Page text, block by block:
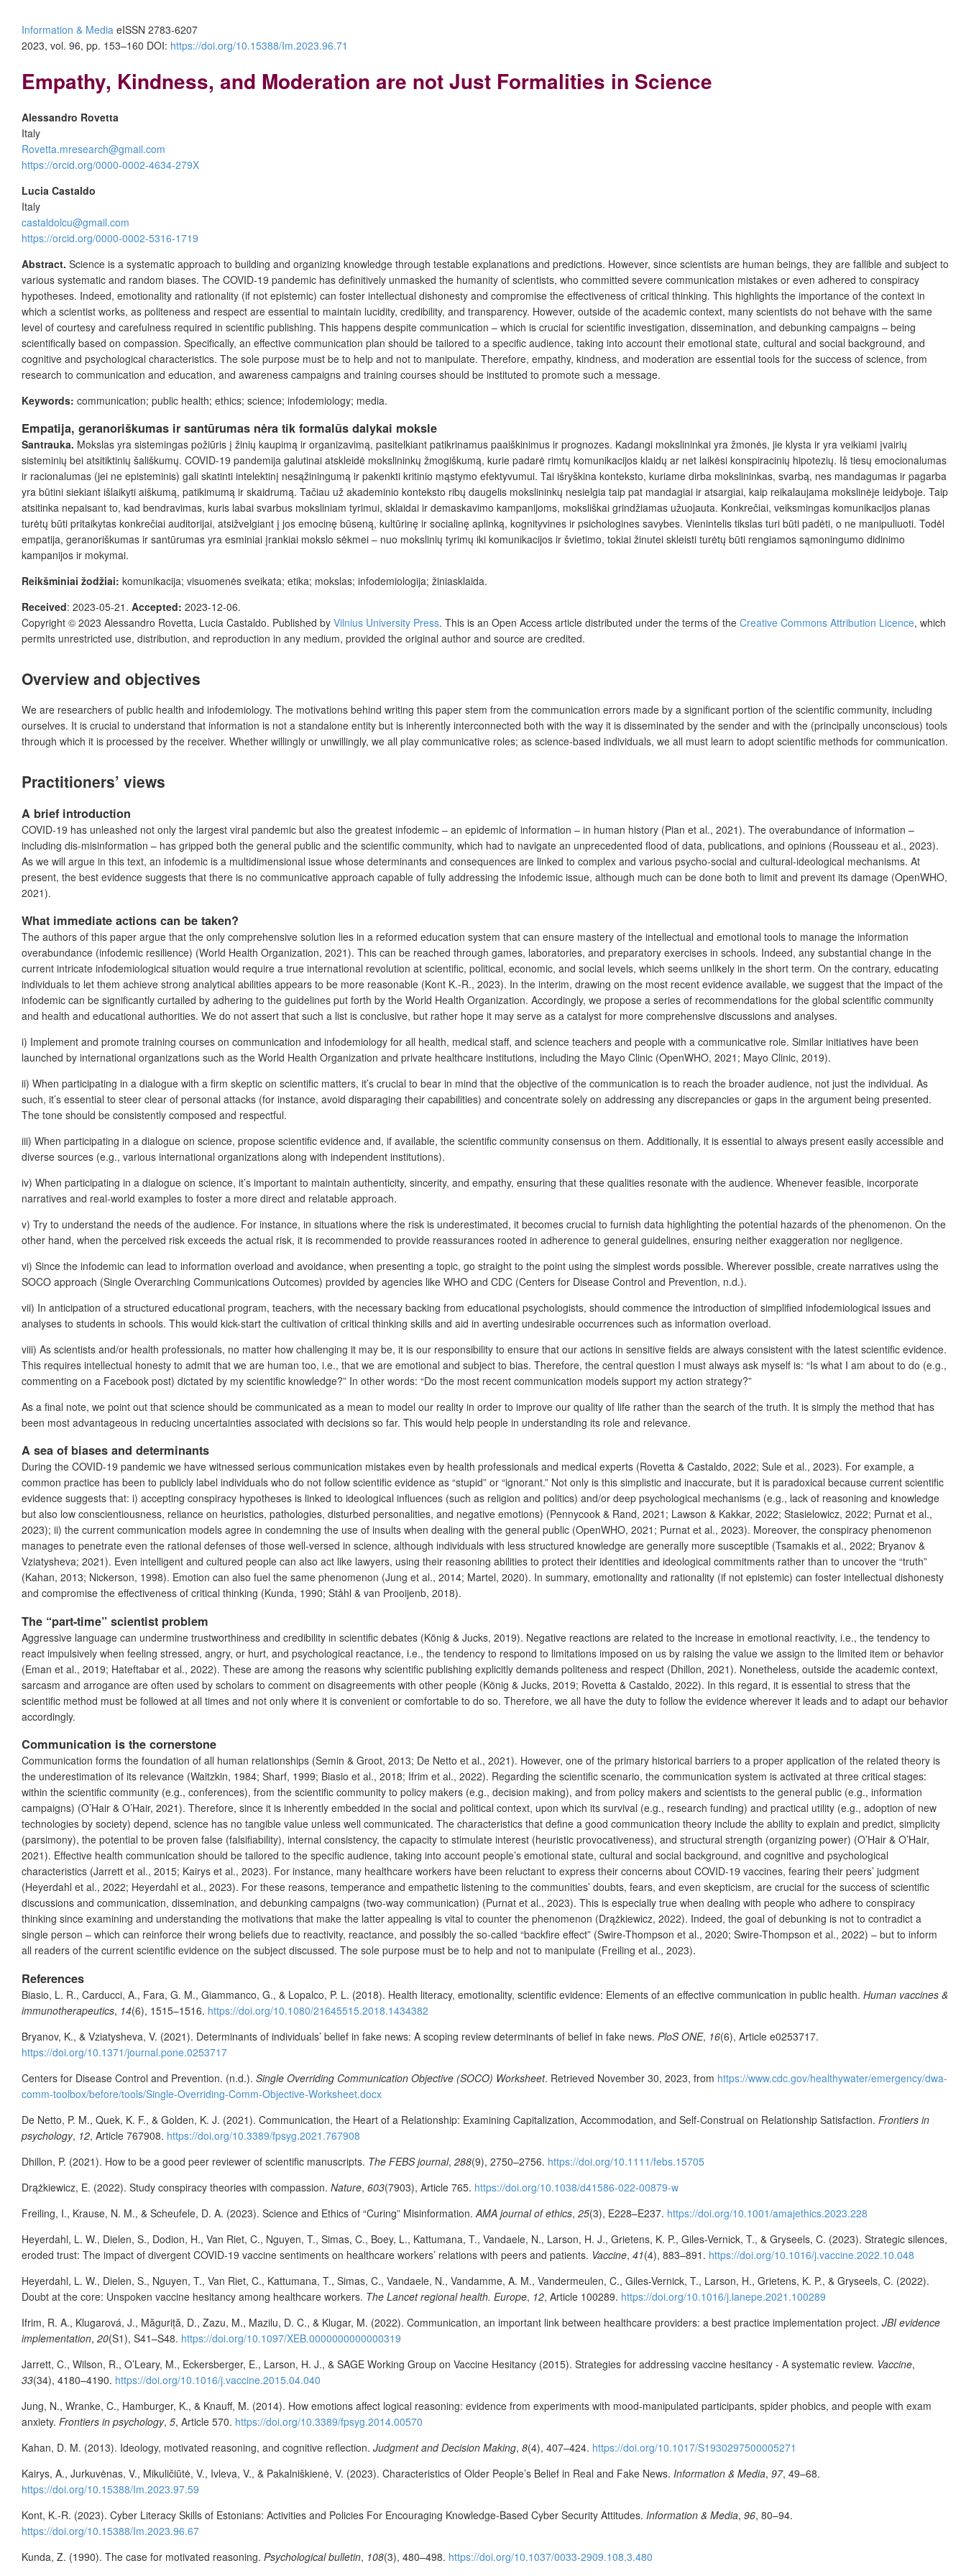
Information & Media eISSN 2783-6207
2023, vol. 96, pp. 153–160 DOI: https://doi.org/10.15388/Im.2023.96.71
Empathy, Kindness, and Moderation are not Just Formalities in Science
Alessandro Rovetta
Italy
Rovetta.mresearch@gmail.com
https://orcid.org/0000-0002-4634-279X
Lucia Castaldo
Italy
castaldolcu@gmail.com
https://orcid.org/0000-0002-5316-1719
Abstract. Science is a systematic approach to building and organizing knowledge through testable explanations and predictions. However, since scientists are human beings, they are fallible and subject to
various systematic and random biases. The COVID-19 pandemic has definitively unmasked the humanity of scientists, who committed severe communication mistakes or even adhered to conspiracy
hypotheses. Indeed, emotionality and rationality (if not epistemic) can foster intellectual dishonesty and compromise the effectiveness of critical thinking. This highlights the importance of the context in
which a scientist works, as politeness and respect are essential to maintain lucidity, credibility, and transparency. However, outside of the academic context, many scientists do not behave with the same
level of courtesy and carefulness required in scientific publishing. This happens despite communication – which is crucial for scientific investigation, dissemination, and debunking campaigns – being
scientifically based on compassion. Specifically, an effective communication plan should be tailored to a specific audience, taking into account their emotional state, cultural and social background, and
cognitive and psychological characteristics. The sole purpose must be to help and not to manipulate. Therefore, empathy, kindness, and moderation are essential tools for the success of science, from
research to communication and education, and awareness campaigns and training courses should be instituted to promote such a message.
Keywords: communication; public health; ethics; science; infodemiology; media.
Empatija, geranoriškumas ir santūrumas nėra tik formalūs dalykai moksle
Santrauka. Mokslas yra sistemingas požiūris į žinių kaupimą ir organizavimą, pasitelkiant patikrinamus paaiškinimus ir prognozes. Kadangi mokslininkai yra žmonės, jie klysta ir yra veikiami įvairių
sisteminių bei atsitiktinių šališkumų. COVID-19 pandemija galutinai atskleidė mokslininkų žmogiškumą, kurie padarė rimtų komunikacijos klaidų ar net laikėsi konspiracinių hipotezių. Iš tiesų emocionalumas
ir racionalumas (jei ne episteminis) gali skatinti intelektinį nesąžiningumą ir pakenkti kritinio mąstymo efektyvumui. Tai išryškina konteksto, kuriame dirba mokslininkas, svarbą, nes mandagumas ir pagarba
yra būtini siekiant išlaikyti aiškumą, patikimumą ir skaidrumą. Tačiau už akademinio konteksto ribų daugelis mokslininkų nesielgia taip pat mandagiai ir atsargiai, kaip reikalaujama mokslinėje leidyboje. Taip
atsitinka nepaisant to, kad bendravimas, kuris labai svarbus moksliniam tyrimui, sklaidai ir demaskavimo kampanijoms, moksliškai grindžiamas užuojauta. Konkrečiai, veiksmingas komunikacijos planas
turėtų būti pritaikytas konkrečiai auditorijai, atsižvelgiant į jos emocinę būseną, kultūrinę ir socialinę aplinką, kognityvines ir psichologines savybes. Vienintelis tikslas turi būti padėti, o ne manipuliuoti. Todėl
empatija, geranoriškumas ir santūrumas yra esminiai įrankiai mokslo sėkmei – nuo mokslinių tyrimų iki komunikacijos ir švietimo, tokiai žinutei skleisti turėtų būti rengiamos sąmoningumo didinimo
kampanijos ir mokymai.
Reikšminiai žodžiai: komunikacija; visuomenės sveikata; etika; mokslas; infodemiologija; žiniasklaida.
Received: 2023-05-21. Accepted: 2023-12-06.
Copyright © 2023 Alessandro Rovetta, Lucia Castaldo. Published by Vilnius University Press. This is an Open Access article distributed under the terms of the Creative Commons Attribution Licence, which
permits unrestricted use, distribution, and reproduction in any medium, provided the original author and source are credited.
Overview and objectives
We are researchers of public health and infodemiology. The motivations behind writing this paper stem from the communication errors made by a significant portion of the scientific community, including
ourselves. It is crucial to understand that information is not a standalone entity but is inherently interconnected both with the way it is disseminated by the sender and with the (principally unconscious) tools
through which it is processed by the receiver. Whether willingly or unwillingly, we all play communicative roles; as science-based individuals, we all must learn to adopt scientific methods for communication.
Practitioners’ views
A brief introduction
COVID-19 has unleashed not only the largest viral pandemic but also the greatest infodemic – an epidemic of information – in human history (Pian et al., 2021). The overabundance of information –
including dis-misinformation – has gripped both the general public and the scientific community, which had to navigate an unprecedented flood of data, publications, and opinions (Rousseau et al., 2023).
As we will argue in this text, an infodemic is a multidimensional issue whose determinants and consequences are linked to complex and various psycho-social and cultural-ideological mechanisms. At
present, the best evidence suggests that there is no communicative approach capable of fully addressing the infodemic issue, although much can be done both to limit and prevent its damage (OpenWHO,
2021).
What immediate actions can be taken?
The authors of this paper argue that the only comprehensive solution lies in a reformed education system that can ensure mastery of the intellectual and emotional tools to manage the information
overabundance (infodemic resilience) (World Health Organization, 2021). This can be reached through games, laboratories, and preparatory exercises in schools. Indeed, any substantial change in the
current intricate infodemiological situation would require a true international revolution at scientific, political, economic, and social levels, which seems unlikely in the short term. On the contrary, educating
individuals to let them achieve strong analytical abilities appears to be more reasonable (Kont K.-R., 2023). In the interim, drawing on the most recent evidence available, we suggest that the impact of the
infodemic can be significantly curtailed by adhering to the guidelines put forth by the World Health Organization. Accordingly, we propose a series of recommendations for the global scientific community
and health and educational authorities. We do not assert that such a list is conclusive, but rather hope it may serve as a catalyst for more comprehensive discussions and analyses.
i) Implement and promote training courses on communication and infodemiology for all health, medical staff, and science teachers and people with a communicative role. Similar initiatives have been
launched by international organizations such as the World Health Organization and private healthcare institutions, including the Mayo Clinic (OpenWHO, 2021; Mayo Clinic, 2019).
ii) When participating in a dialogue with a firm skeptic on scientific matters, it’s crucial to bear in mind that the objective of the communication is to reach the broader audience, not just the individual. As
such, it’s essential to steer clear of personal attacks (for instance, avoid disparaging their capabilities) and concentrate solely on addressing any discrepancies or gaps in the argument being presented.
The tone should be consistently composed and respectful.
iii) When participating in a dialogue on science, propose scientific evidence and, if available, the scientific community consensus on them. Additionally, it is essential to always present easily accessible and
diverse sources (e.g., various international organizations along with independent institutions).
iv) When participating in a dialogue on science, it’s important to maintain authenticity, sincerity, and empathy, ensuring that these qualities resonate with the audience. Whenever feasible, incorporate
narratives and real-world examples to foster a more direct and relatable approach.
v) Try to understand the needs of the audience. For instance, in situations where the risk is underestimated, it becomes crucial to furnish data highlighting the potential hazards of the phenomenon. On the
other hand, when the perceived risk exceeds the actual risk, it is recommended to provide reassurances rooted in adherence to general guidelines, ensuring neither exaggeration nor negligence.
vi) Since the infodemic can lead to information overload and avoidance, when presenting a topic, go straight to the point using the simplest words possible. Wherever possible, create narratives using the
SOCO approach (Single Overarching Communications Outcomes) provided by agencies like WHO and CDC (Centers for Disease Control and Prevention, n.d.).
vii) In anticipation of a structured educational program, teachers, with the necessary backing from educational psychologists, should commence the introduction of simplified infodemiological issues and
analyses to students in schools. This would kick-start the cultivation of critical thinking skills and aid in averting undesirable occurrences such as information overload.
viii) As scientists and/or health professionals, no matter how challenging it may be, it is our responsibility to ensure that our actions in sensitive fields are always consistent with the latest scientific evidence.
This requires intellectual honesty to admit that we are human too, i.e., that we are emotional and subject to bias. Therefore, the central question I must always ask myself is: “Is what I am about to do (e.g.,
commenting on a Facebook post) dictated by my scientific knowledge?” In other words: “Do the most recent communication models support my action strategy?”
As a final note, we point out that science should be communicated as a mean to model our reality in order to improve our quality of life rather than the search of the truth. It is simply the method that has
been most advantageous in reducing uncertainties associated with decisions so far. This would help people in understanding its role and relevance.
A sea of biases and determinants
During the COVID-19 pandemic we have witnessed serious communication mistakes even by health professionals and medical experts (Rovetta & Castaldo, 2022; Sule et al., 2023). For example, a
common practice has been to publicly label individuals who do not follow scientific evidence as “stupid” or “ignorant.” Not only is this simplistic and inaccurate, but it is paradoxical because current scientific
evidence suggests that: i) accepting conspiracy hypotheses is linked to ideological influences (such as religion and politics) and/or deep psychological mechanisms (e.g., lack of reasoning and knowledge
but also low conscientiousness, reliance on heuristics, pathologies, disturbed personalities, and negative emotions) (Pennycook & Rand, 2021; Lawson & Kakkar, 2022; Stasielowicz, 2022; Purnat et al.,
2023); ii) the current communication models agree in condemning the use of insults when dealing with the general public (OpenWHO, 2021; Purnat et al., 2023). Moreover, the conspiracy phenomenon
manages to penetrate even the rational defenses of those well-versed in science, although individuals with less structured knowledge are generally more susceptible (Tsamakis et al., 2022; Bryanov &
Vziatysheva; 2021). Even intelligent and cultured people can also act like lawyers, using their reasoning abilities to protect their identities and ideological commitments rather than to uncover the “truth”
(Kahan, 2013; Nickerson, 1998). Emotion can also fuel the same phenomenon (Jung et al., 2014; Martel, 2020). In summary, emotionality and rationality (if not epistemic) can foster intellectual dishonesty
and compromise the effectiveness of critical thinking (Kunda, 1990; Ståhl & van Prooijenb, 2018).
The “part-time” scientist problem
Aggressive language can undermine trustworthiness and credibility in scientific debates (König & Jucks, 2019). Negative reactions are related to the increase in emotional reactivity, i.e., the tendency to
react impulsively when feeling stressed, angry, or hurt, and psychological reactance, i.e., the tendency to respond to limitations imposed on us by raising the value we assign to the limited item or behavior
(Eman et al., 2019; Hateftabar et al., 2022). These are among the reasons why scientific publishing explicitly demands politeness and respect (Dhillon, 2021). Nonetheless, outside the academic context,
sarcasm and arrogance are often used by scholars to comment on disagreements with other people (König & Jucks, 2019; Rovetta & Castaldo, 2022). In this regard, it is essential to stress that the
scientific method must be followed at all times and not only where it is convenient or comfortable to do so. Therefore, we all have the duty to follow the evidence wherever it leads and to adapt our behavior
accordingly.
Communication is the cornerstone
Communication forms the foundation of all human relationships (Semin & Groot, 2013; De Netto et al., 2021). However, one of the primary historical barriers to a proper application of the related theory is
the underestimation of its relevance (Waitzkin, 1984; Sharf, 1999; Biasio et al., 2018; Ifrim et al., 2022). Regarding the scientific scenario, the communication system is activated at three critical stages:
within the scientific community (e.g., conferences), from the scientific community to policy makers (e.g., decision making), and from policy makers and scientists to the general public (e.g., information
campaigns) (O’Hair & O’Hair, 2021). Therefore, since it is inherently embedded in the social and political context, upon which its survival (e.g., research funding) and practical utility (e.g., adoption of new
technologies by society) depend, science has no tangible value unless well communicated. The characteristics that define a good communication theory include the ability to explain and predict, simplicity
(parsimony), the potential to be proven false (falsifiability), internal consistency, the capacity to stimulate interest (heuristic provocativeness), and structural strength (organizing power) (O’Hair & O’Hair,
2021). Effective health communication should be tailored to the specific audience, taking into account people’s emotional state, cultural and social background, and cognitive and psychological
characteristics (Jarrett et al., 2015; Kairys et al., 2023). For instance, many healthcare workers have been reluctant to express their concerns about COVID-19 vaccines, fearing their peers’ judgment
(Heyerdahl et al., 2022; Heyerdahl et al., 2023). For these reasons, temperance and empathetic listening to the communities’ doubts, fears, and even skepticism, are crucial for the success of scientific
discussions and communication, dissemination, and debunking campaigns (two-way communication) (Purnat et al., 2023). This is especially true when dealing with people who adhere to conspiracy
thinking since examining and understanding the motivations that make the latter appealing is vital to counter the phenomenon (Drążkiewicz, 2022). Indeed, the goal of debunking is not to contradict a
single person – which can reinforce their wrong beliefs due to reactivity, reactance, and possibly the so-called “backfire effect” (Swire-Thompson et al., 2020; Swire-Thompson et al., 2022) – but to inform
all readers of the current scientific evidence on the subject discussed. The sole purpose must be to help and not to manipulate (Freiling et al., 2023).
References
Biasio, L. R., Carducci, A., Fara, G. M., Giammanco, G., & Lopalco, P. L. (2018). Health literacy, emotionality, scientific evidence: Elements of an effective communication in public health. Human vaccines &
immunotherapeutics, 14(6), 1515–1516. https://doi.org/10.1080/21645515.2018.1434382
Bryanov, K., & Vziatysheva, V. (2021). Determinants of individuals’ belief in fake news: A scoping review determinants of belief in fake news. PloS ONE, 16(6), Article e0253717.
https://doi.org/10.1371/journal.pone.0253717
Centers for Disease Control and Prevention. (n.d.). Single Overriding Communication Objective (SOCO) Worksheet. Retrieved November 30, 2023, from https://www.cdc.gov/healthywater/emergency/dwa-
comm-toolbox/before/tools/Single-Overriding-Comm-Objective-Worksheet.docx
De Netto, P. M., Quek, K. F., & Golden, K. J. (2021). Communication, the Heart of a Relationship: Examining Capitalization, Accommodation, and Self-Construal on Relationship Satisfaction. Frontiers in
psychology, 12, Article 767908. https://doi.org/10.3389/fpsyg.2021.767908
Dhillon, P. (2021). How to be a good peer reviewer of scientific manuscripts. The FEBS journal, 288(9), 2750–2756. https://doi.org/10.1111/febs.15705
Drążkiewicz, E. (2022). Study conspiracy theories with compassion. Nature, 603(7903), Article 765. https://doi.org/10.1038/d41586-022-00879-w
Freiling, I., Krause, N. M., & Scheufele, D. A. (2023). Science and Ethics of “Curing” Misinformation. AMA journal of ethics, 25(3), E228–E237. https://doi.org/10.1001/amajethics.2023.228
Heyerdahl, L. W., Dielen, S., Dodion, H., Van Riet, C., Nguyen, T., Simas, C., Boey, L., Kattumana, T., Vandaele, N., Larson, H. J., Grietens, K. P., Giles-Vernick, T., & Gryseels, C. (2023). Strategic silences,
eroded trust: The impact of divergent COVID-19 vaccine sentiments on healthcare workers’ relations with peers and patients. Vaccine, 41(4), 883–891. https://doi.org/10.1016/j.vaccine.2022.10.048
Heyerdahl, L. W., Dielen, S., Nguyen, T., Van Riet, C., Kattumana, T., Simas, C., Vandaele, N., Vandamme, A. M., Vandermeulen, C., Giles-Vernick, T., Larson, H., Grietens, K. P., & Gryseels, C. (2022).
Doubt at the core: Unspoken vaccine hesitancy among healthcare workers. The Lancet regional health. Europe, 12, Article 100289. https://doi.org/10.1016/j.lanepe.2021.100289
Ifrim, R. A., Klugarová, J., Măguriță, D., Zazu, M., Mazilu, D. C., & Klugar, M. (2022). Communication, an important link between healthcare providers: a best practice implementation project. JBI evidence
implementation, 20(S1), S41–S48. https://doi.org/10.1097/XEB.0000000000000319
Jarrett, C., Wilson, R., O’Leary, M., Eckersberger, E., Larson, H. J., & SAGE Working Group on Vaccine Hesitancy (2015). Strategies for addressing vaccine hesitancy - A systematic review. Vaccine,
33(34), 4180–4190. https://doi.org/10.1016/j.vaccine.2015.04.040
Jung, N., Wranke, C., Hamburger, K., & Knauff, M. (2014). How emotions affect logical reasoning: evidence from experiments with mood-manipulated participants, spider phobics, and people with exam
anxiety. Frontiers in psychology, 5, Article 570. https://doi.org/10.3389/fpsyg.2014.00570
Kahan, D. M. (2013). Ideology, motivated reasoning, and cognitive reflection. Judgment and Decision Making, 8(4), 407–424. https://doi.org/10.1017/S1930297500005271
Kairys, A., Jurkuvėnas, V., Mikuličiūtė, V., Ivleva, V., & Pakalniškienė, V. (2023). Characteristics of Older People’s Belief in Real and Fake News. Information & Media, 97, 49–68.
https://doi.org/10.15388/Im.2023.97.59
Kont, K.-R. (2023). Cyber Literacy Skills of Estonians: Activities and Policies For Encouraging Knowledge-Based Cyber Security Attitudes. Information & Media, 96, 80–94.
https://doi.org/10.15388/Im.2023.96.67
Kunda, Z. (1990). The case for motivated reasoning. Psychological bulletin, 108(3), 480–498. https://doi.org/10.1037/0033-2909.108.3.480